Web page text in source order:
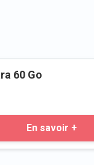
60 Go
En savoir +